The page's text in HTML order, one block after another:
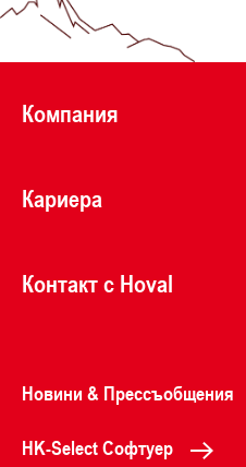
Компания
Кариера
Контакт с Hoval
Новини & Прессъобщения
HK-Select Софтуер